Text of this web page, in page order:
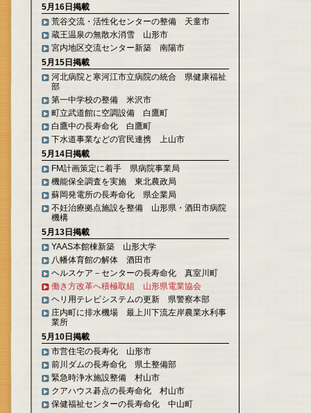
5月16日掲載
荒谷交流・活性化センターの整備 天童市
蔵王温泉の無散水消雪 山形市
宮内地区交流センター新築 南陽市
5月15日掲載
河北病院と寒河江市立病院の統合 県健康福祉
部
第一中学校の整備 米沢市
町立武道館に空調設備 白鷹町
白鷹中の長寿命化 白鷹町
下水道事業などの官民連携 上山市
5月14日掲載
FM計画策定に着手 県病院事業局
機能保全調査を実施 東北農政局
蘇岡発電所の長寿命化 県企業局
不妊治療拠点施設を整備 山形県・酒田市病院
機構
5月13日掲載
YAAS本館棟新築 山形大学
八幡体育館の解体 酒田市
ヘルスケア－センターの長寿命化 真室川町
働き方改革へ積極取組 山形県電業協会
ヘリ用テレビシステムの更新 県警察本部
庄内町に排水機場 最上川下流左岸農業水利事
業所
5月10日掲載
市営住宅の長寿化 山形市
前川ダムの長寿命化 県土整備部
緊急時浄水施設整備 村山市
クアハウス碁点の長寿命化 村山市
保健福祉センターの長寿命化 中山町